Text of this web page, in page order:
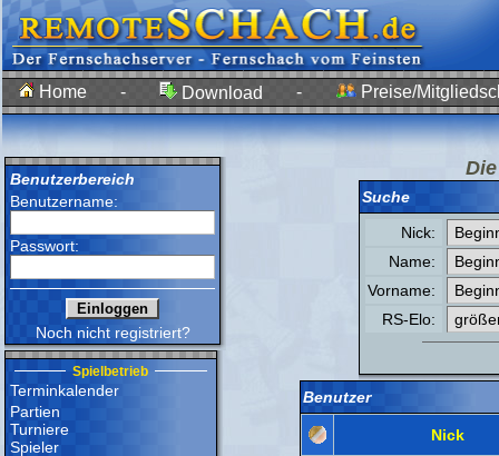
Home - Download - Preise/
Benutzerbereich
Benutzername:
Passwort:
Noch nicht registriert?
Spielbetrieb
Terminkalender
Partien
Turniere
Spieler
Suche
Nick:
Name:
Vorname:
RS-Elo:
Benutzer
Nick